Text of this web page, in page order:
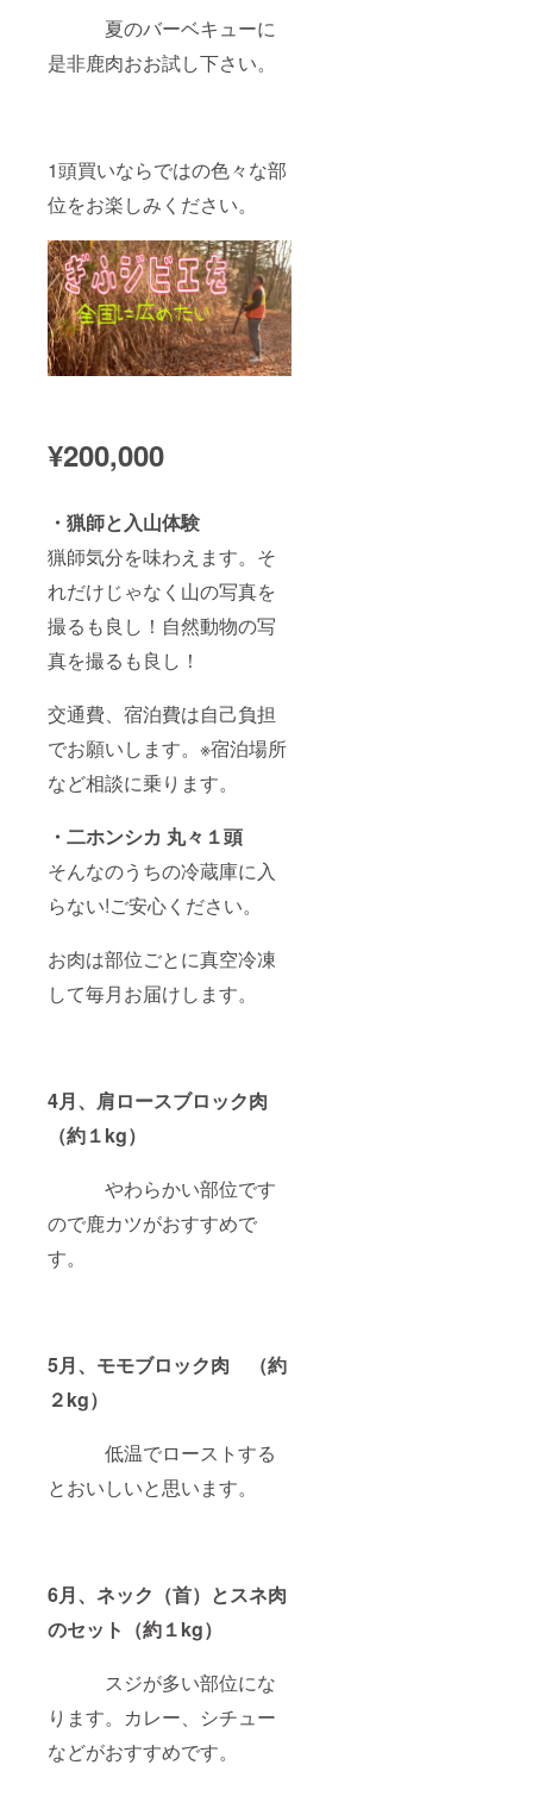
夏のバーベキューに
是非鹿肉おお試し下さい。
1頭買いならではの色々な部
位をお楽しみください。
¥200,000
・猟師と入山体験
猟師気分を味わえます。そ
れだけじゃなく山の写真を
撮るも良し！自然動物の写
真を撮るも良し！
交通費、宿泊費は自己負担
でお願いします。※宿泊場所
など相談に乗ります。
・二ホンシカ 丸々１頭
そんなのうちの冷蔵庫に入
らない!ご安心ください。
お肉は部位ごとに真空冷凍
して毎月お届けします。
4月、肩ロースブロック肉
（約１kg）
やわらかい部位です
ので鹿カツがおすすめで
す。
5月、モモブロック肉 （約
２kg）
低温でローストする
とおいしいと思います。
6月、ネック（首）とスネ肉
のセット（約１kg）
スジが多い部位にな
ります。カレー、シチュー
などがおすすめです。